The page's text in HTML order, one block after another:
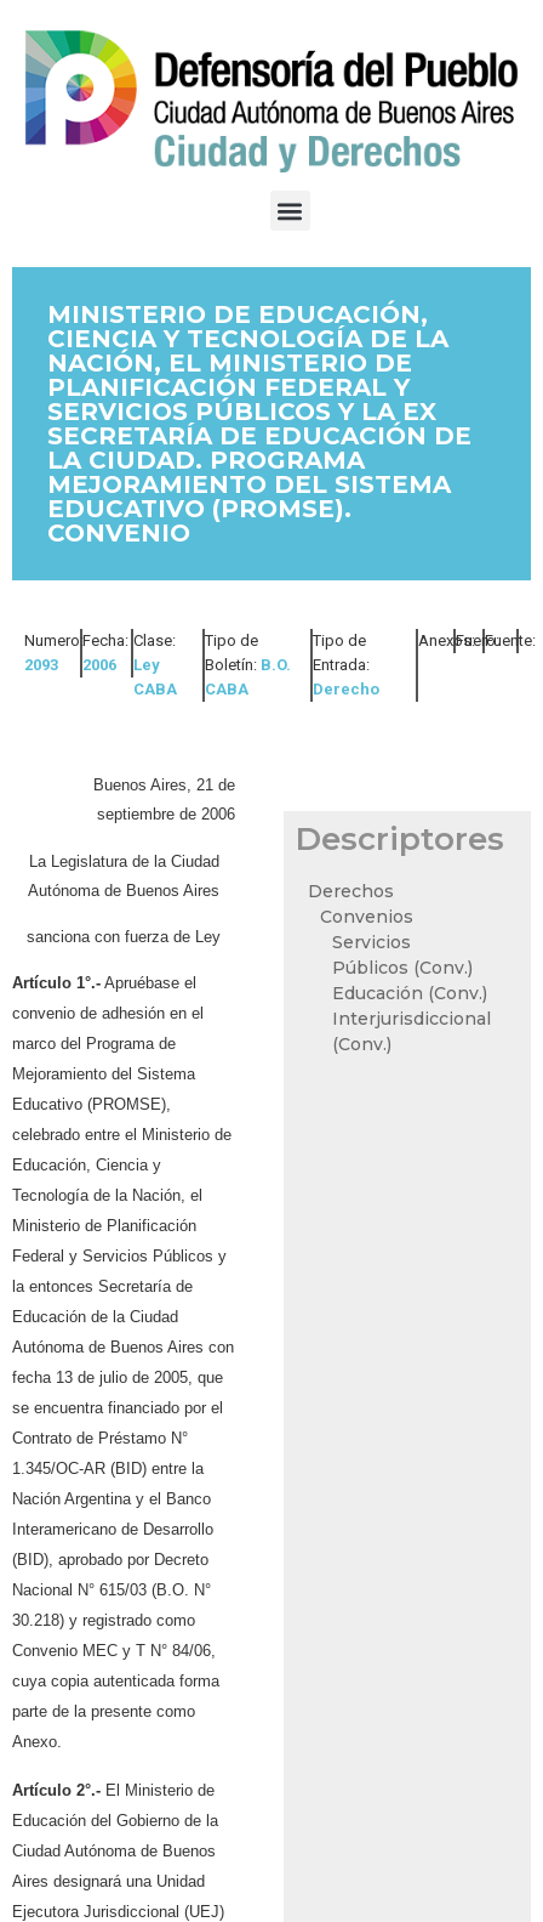
MINISTERIO DE EDUCACIÓN,
CIENCIA Y TECNOLOGÍA DE LA
NACIÓN, EL MINISTERIO DE
PLANIFICACIÓN FEDERAL Y
SERVICIOS PÚBLICOS Y LA EX
SECRETARÍA DE EDUCACIÓN DE
LA CIUDAD. PROGRAMA
MEJORAMIENTO DEL SISTEMA
EDUCATIVO (PROMSE).
CONVENIO
Numero:
2093
Fecha:
2006
Clase:
Ley
CABA
Tipo de
Boletín: B.O.
CABA
Tipo de
Entrada:
Derecho
Anexos:Fuero:Fuente:
Buenos Aires, 21 de
septiembre de 2006
La Legislatura de la Ciudad
Autónoma de Buenos Aires
sanciona con fuerza de Ley
Artículo 1°.- Apruébase el
convenio de adhesión en el
marco del Programa de
Mejoramiento del Sistema
Educativo (PROMSE),
celebrado entre el Ministerio de
Educación, Ciencia y
Tecnología de la Nación, el
Ministerio de Planificación
Federal y Servicios Públicos y
la entonces Secretaría de
Educación de la Ciudad
Autónoma de Buenos Aires con
fecha 13 de julio de 2005, que
se encuentra financiado por el
Contrato de Préstamo N°
1.345/OC-AR (BID) entre la
Nación Argentina y el Banco
Interamericano de Desarrollo
(BID), aprobado por Decreto
Nacional N° 615/03 (B.O. N°
30.218) y registrado como
Convenio MEC y T N° 84/06,
cuya copia autenticada forma
parte de la presente como
Anexo.
Artículo 2°.- El Ministerio de
Educación del Gobierno de la
Ciudad Autónoma de Buenos
Aires designará una Unidad
Ejecutora Jurisdiccional (UEJ)
Descriptores
Derechos
Convenios
Servicios
Públicos (Conv.)
Educación (Conv.)
Interjurisdiccional
(Conv.)